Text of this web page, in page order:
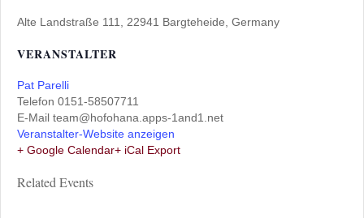
Alte Landstraße 111, 22941 Bargteheide, Germany
VERANSTALTER
Pat Parelli
Telefon 0151-58507711
E-Mail team@hofohana.apps-1and1.net
Veranstalter-Website anzeigen
+ Google Calendar+ iCal Export
Related Events